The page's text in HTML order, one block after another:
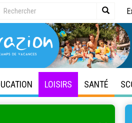
LOISIRS SANTÉ